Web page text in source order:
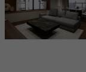
実用春日ホーム 富